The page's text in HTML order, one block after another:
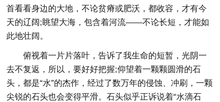
首看看身边的大地，不论贫瘠或肥沃，都收容，才有今
天的辽阔;眺望大海，包含着河流——不论长短，才能如
此地壮阔。
俯视着一片片落叶，告诉了我生命的短暂，光阴一
去不复返，所以，要好好把握;仰望着一颗颗圆滑的石
头，都是“水”的杰作，经过了数万年的侵蚀、冲刷，一颗
尖锐的石头也会变得平滑。石头似乎正诉说着“水滴石